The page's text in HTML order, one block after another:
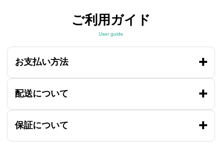
ご利用ガイド
User guide
お支払い方法
配送について
保証について